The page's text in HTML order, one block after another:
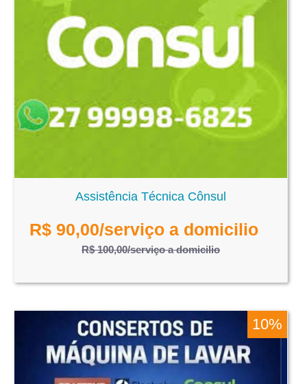
Assistência Técnica Cônsul
R$ 90,00/serviço a domicilio
R$ 100,00/serviço a domicilio
10%